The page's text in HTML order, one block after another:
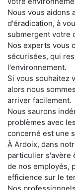
Nous vous aidons
d'éradication, à
submergent votre
Nos experts vous
sécurisées, qui
l'environnement.
Si vous souhaitez
alors nous
arriver facilement.
Nous saurons
problèmes avec
concerné est une
À Ardoix, dans
particulier s'avère
de nos employés,
efficience sur le